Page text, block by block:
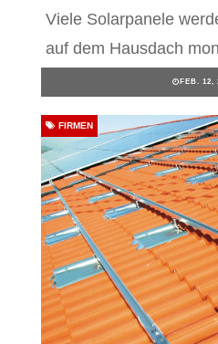
Viele Solarpanele
auf dem Hausdach
FEB. 12,
FIRMEN